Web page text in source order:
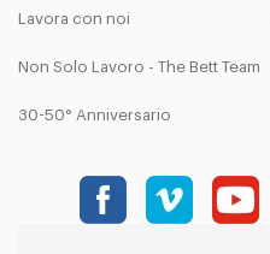
Lavora con noi
Non Solo Lavoro - The Bett Team
30-50° Anniversario